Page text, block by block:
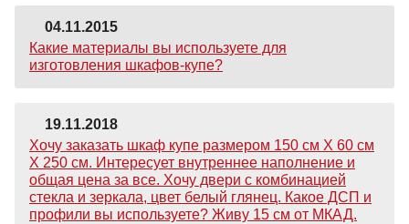
04.11.2015
Какие материалы вы используете для
изготовления шкафов-купе?
19.11.2018
Хочу заказать шкаф купе размером 150 см Х 60 см
Х 250 см. Интересует внутреннее наполнение и
общая цена за все. Хочу двери с комбинацией
стекла и зеркала, цвет белый глянец. Какое ДСП и
профили вы используете? Живу 15 см от МКАД.